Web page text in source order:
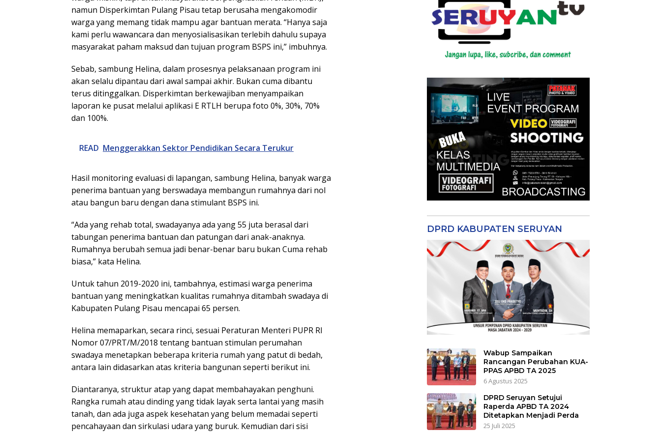
namun Disperkimtan Pulang Pisau tetap berusaha mengakomodir
warga yang memang tidak mampu agar bantuan merata. “Hanya saja
kami perlu wawancara dan menyosialisasikan terlebih dahulu supaya
masyarakat paham maksud dan tujuan program BSPS ini,” imbuhnya.
Sebab, sambung Helina, dalam prosesnya pelaksanaan program ini
akan selalu dipantau dari awal sampai akhir. Bukan cuma dibantu
terus ditinggalkan. Disperkimtan berkewajiban menyampaikan
laporan ke pusat melalui aplikasi E RTLH berupa foto 0%, 30%, 70%
dan 100%.
READ Menggerakkan Sektor Pendidikan Secara Terukur
Hasil monitoring evaluasi di lapangan, sambung Helina, banyak warga
penerima bantuan yang berswadaya membangun rumahnya dari nol
atau bangun baru dengan dana stimulant BSPS ini.
“Ada yang rehab total, swadayanya ada yang 55 juta berasal dari
tabungan penerima bantuan dan patungan dari anak-anaknya.
Rumahnya berubah semua jadi benar-benar baru bukan Cuma rehab
biasa,” kata Helina.
Untuk tahun 2019-2020 ini, tambahnya, estimasi warga penerima
bantuan yang meningkatkan kualitas rumahnya ditambah swadaya di
Kabupaten Pulang Pisau mencapai 65 persen.
Helina memaparkan, secara rinci, sesuai Peraturan Menteri PUPR RI
Nomor 07/PRT/M/2018 tentang bantuan stimulan perumahan
swadaya menetapkan beberapa kriteria rumah yang patut di bedah,
antara lain didasarkan atas kriteria bangunan seperti berikut ini.
Diantaranya, struktur atap yang dapat membahayakan penghuni.
Rangka rumah atau dinding yang tidak layak serta lantai yang masih
tanah, dan ada juga aspek kesehatan yang belum memadai seperti
pencahayaan dan sirkulasi udara yang buruk. Kemudian dari sisi
DPRD KABUPATEN SERUYAN
Wabup Sampaikan
Rancangan Perubahan KUA-
PPAS APBD TA 2025
6 Agustus 2025
DPRD Seruyan Setujui
Raperda APBD TA 2024
Ditetapkan Menjadi Perda
25 Juli 2025